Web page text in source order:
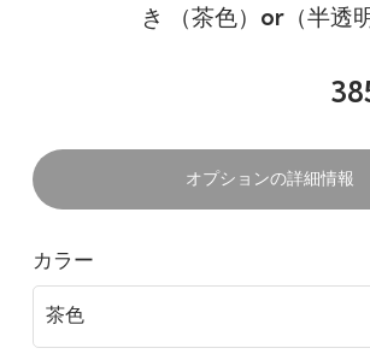
き （茶色）or（半透明
オプションの詳細情報
カラー